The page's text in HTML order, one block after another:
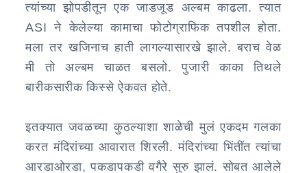
त्यांच्या झोपडीतून एक जाडजूड अल्बम काढला. त्यात
ASI ने केलेल्या कामाचा फोटोग्राफिक तपशील होता.
मला तर खजिनाच हाती लागल्यासारखे झाले. बराच वेळ
मी तो अल्बम चाळत बसलो. पुजारी काका तिथले
बारीकसारीक किस्से ऐकवत होते.
इतक्यात जवळच्या कुठल्याशा शाळेची मुलं एकदम गलका
करत मंदिरांच्या आवारात शिरली. मंदिरांच्या भिंतींत त्यांचा
आरडाओरडा, पकडापकडी वगैरे सुरु झालं. सोबत आलेले